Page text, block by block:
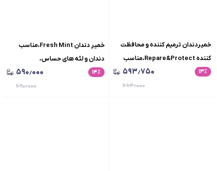
خمیردندان ترمیم کننده و محافظت
کننده Repare&Protect،مناسب
دندان و لثه های حساس،
۱۳٪ ۵۹۳٫۷۵۰
۶۸۴٫۰۰۰
خمیر دندان Fresh Mint،مناسب
دندان و لثه های حساس،
نعنایی،حجم 100 گرم
۱۴٪ ۵۹۰٫۰۰۰
۶۹۰٫۰۰۰